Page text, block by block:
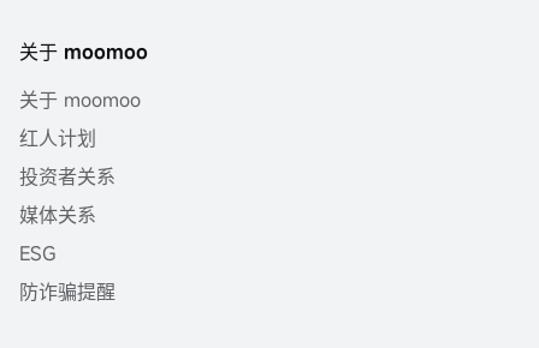
关于 moomoo
关于 moomoo
红人计划
投资者关系
媒体关系
ESG
防诈骗提醒